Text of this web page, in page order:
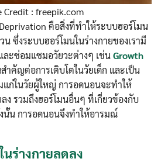
Credit : freepik.com
คือสิ่งที่ทำให้ระบบฮอร์โมน
น ซึ่งระบบฮอร์โมนในร่างกายของเรามี
ะซ่อมแซมอวัยวะต่างๆ เช่นGrowth
ำคัญต่อการเติบโตในวัยเด็ก และเป็น
ก่ในวัยผู้ใหญ่ การอดนอนจะทำให้
ง รวมถึงฮอร์โมนอื่นๆ ที่เกี่ยวข้องกับ
นั้น การอดนอนจึงทำให้อารมณ์
ร่างกายลดลง